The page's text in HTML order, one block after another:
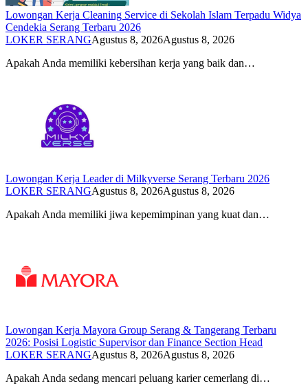
Lowongan Kerja Cleaning Service di Sekolah Islam Terpadu Widya
Cendekia Serang Terbaru 2026
LOKER SERANGAgustus 8, 2026Agustus 8, 2026
Apakah Anda memiliki kebersihan kerja yang baik dan…
Lowongan Kerja Leader di Milkyverse Serang Terbaru 2026
LOKER SERANGAgustus 8, 2026Agustus 8, 2026
Apakah Anda memiliki jiwa kepemimpinan yang kuat dan…
Lowongan Kerja Mayora Group Serang & Tangerang Terbaru
2026: Posisi Logistic Supervisor dan Finance Section Head
LOKER SERANGAgustus 8, 2026Agustus 8, 2026
Apakah Anda sedang mencari peluang karier cemerlang di…